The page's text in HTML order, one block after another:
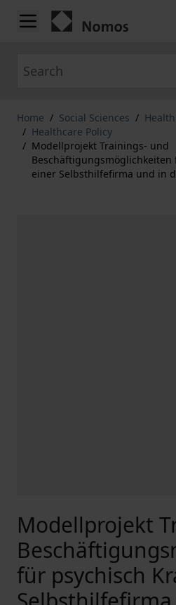
Skip to Content
Home / Social Sciences /
/ Healthcare Policy
/ Modellprojekt Trainings- und
Beschäftigungsmöglichkeiten
einer Selbsthilfefirma und in
Modellprojekt
für psychisch